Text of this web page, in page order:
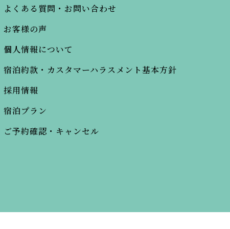
よくある質問・お問い合わせ
お客様の声
個人情報について
宿泊約款・カスタマーハラスメント基本方針
採用情報
宿泊プラン
ご予約確認・キャンセル
© BOSENKAN.